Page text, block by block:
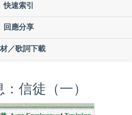
快速索引
回應分享
／歌詞下載
信徒（一）